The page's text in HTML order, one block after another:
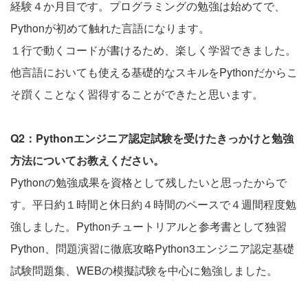
経験４か月目です。プログラミングの勉強は始めてで、
Pythonが初めて触れた言語になります。
１行で動くコードが書けるため、楽しく学習できました。
他言語においても使える基礎的なスキルをPythonだからこ
そ躓くことなく習得することができたと思います。
Q2：Pythonエンジニア認定試験を受けたきっかけと勉強
方法についてお教えください。
Pythonの勉強成果を資格として残したいと思ったからで
す。平日約１時間と休日約４時間のペースで４週間程度勉
強しました。Pythonチュートリアルと参考書として独習
Python、問題演習に徹底攻略Python3エンジニア認定基礎
試験問題集、WEBの模擬試験を中心に勉強しました。